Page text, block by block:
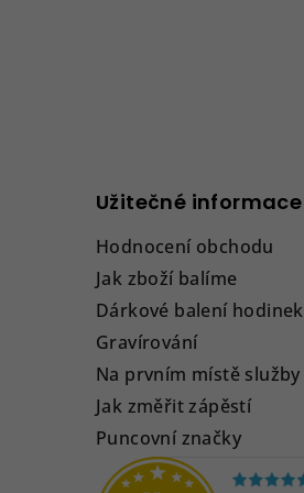
Užitečné informace
Hodnocení obchodu
Jak zboží balíme
Dárkové balení hodinek
Gravírování
Na prvním místě služby
Jak změřit zápěstí
Puncovní značky